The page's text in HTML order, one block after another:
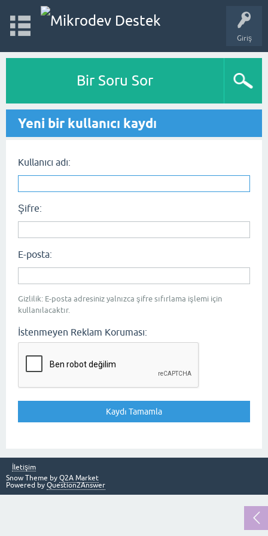
Giriş
Bir Soru Sor
Yeni bir kullanıcı kaydı
Kullanıcı adı:
Şifre:
E-posta:
Gizlilik: E-posta adresiniz yalnızca şifre sıfırlama işlemi için
kullanılacaktır.
İstenmeyen Reklam Koruması:
İletişim
Snow Theme by Q2A Market
Powered by Question2Answer